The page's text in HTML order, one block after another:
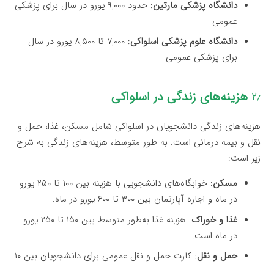
دانشگاه پزشکی مارتین
: حدود ۹,۰۰۰ یورو در سال برای پزشکی
عمومی
دانشگاه علوم پزشکی اسلواکی
: ۷,۰۰۰ تا ۸,۵۰۰ یورو در سال
برای پزشکی عمومی
۲٫ هزینه‌های زندگی در اسلواکی
هزینه‌های زندگی دانشجویان در اسلواکی شامل مسکن، غذا، حمل و
نقل و بیمه درمانی است. به طور متوسط، هزینه‌های زندگی به شرح
زیر است:
مسکن
: خوابگاه‌های دانشجویی با هزینه بین ۱۰۰ تا ۲۵۰ یورو
در ماه و اجاره آپارتمان بین ۳۰۰ تا ۶۰۰ یورو در ماه.
غذا و خوراک
: هزینه غذا به‌طور متوسط بین ۱۵۰ تا ۲۵۰ یورو
در ماه است.
حمل و نقل
: کارت حمل و نقل عمومی برای دانشجویان بین ۱۰